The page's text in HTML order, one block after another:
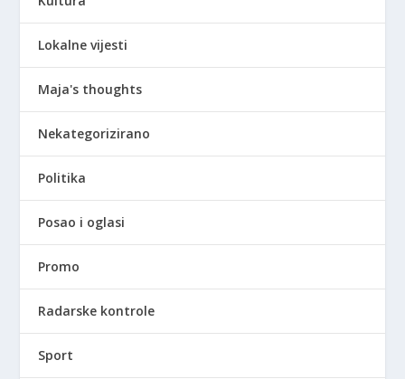
Lokalne vijesti
Maja's thoughts
Nekategorizirano
Politika
Posao i oglasi
Promo
Radarske kontrole
Sport